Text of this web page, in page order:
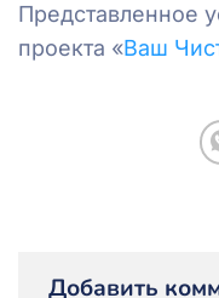
Представленное
проекта «Ваш
Добавить